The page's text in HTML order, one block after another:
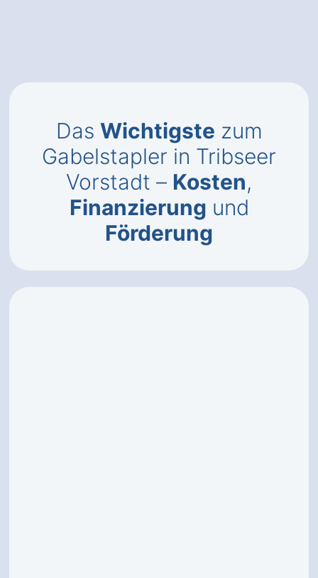
Das Wichtigste zum
Gabelstapler in Tribseer
Vorstadt – Kosten,
Finanzierung und
Förderung